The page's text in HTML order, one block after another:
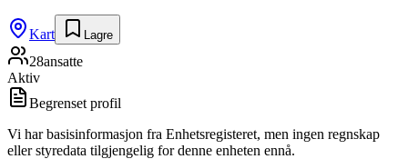
Kart Lagre
28ansatte
Aktiv
Begrenset profil
Vi har basisinformasjon fra Enhetsregisteret, men ingen regnskap
eller styredata tilgjengelig for denne enheten ennå.